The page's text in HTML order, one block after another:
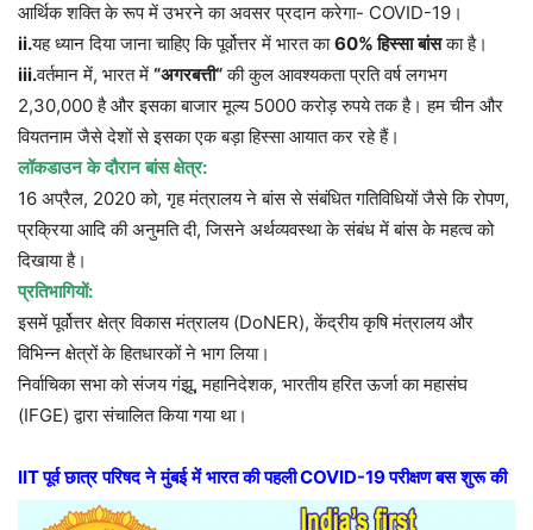
आर्थिक शक्ति के रूप में उभरने का अवसर प्रदान करेगा- COVID-19।
ii.यह ध्यान दिया जाना चाहिए कि पूर्वोत्तर में भारत का 60%हिस्सा बांस का है।
iii.वर्तमान में, भारत में “अगरबत्ती“ की कुल आवश्यकता प्रति वर्ष लगभग
2,30,000है और इसका बाजार मूल्य5000करोड़ रुपये तक है। हम चीन और
वियतनाम जैसे देशों से इसका एक बड़ा हिस्सा आयात कर रहे हैं।
लॉकडाउन के दौरान बांस क्षेत्र:
16 अप्रैल, 2020को,गृह मंत्रालय ने बांस से संबंधित गतिविधियों जैसे कि रोपण,
प्रक्रिया आदि की अनुमति दी,जिसने अर्थव्यवस्था के संबंध में बांस के महत्व को
दिखाया है।
प्रतिभागियों:
इसमें पूर्वोत्तर क्षेत्र विकास मंत्रालय(DoNER),केंद्रीय कृषि मंत्रालय और
विभिन्न क्षेत्रों के हितधारकों ने भाग लिया।
निर्वाचिका सभा को संजय गंझू,महानिदेशक, भारतीय हरित ऊर्जा का महासंघ
(IFGE)द्वारा संचालित किया गया था।
IITपूर्व छात्र परिषद ने मुंबई में भारत की पहलीCOVID-19परीक्षण बस शुरू की